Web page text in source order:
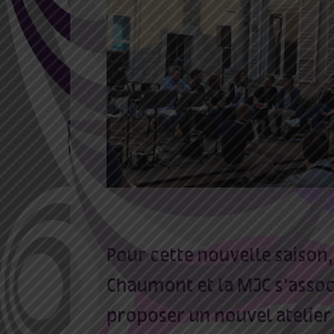
Pour cette nouvelle saison,
Chaumont et la MJC
proposer un nouvel atelier